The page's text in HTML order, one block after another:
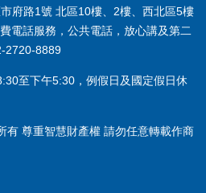
府路1號 北區10樓、2樓、西北區5樓
電話服務，公共電話，放心講及第二
2720-8889
至下午5:30，例假日及國定假日休
有 尊重智慧財產權 請勿任意轉載作商